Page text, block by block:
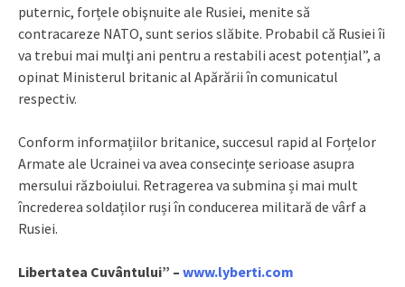
puternic, forțele obişnuite ale Rusiei, menite să
contracareze NATO, sunt serios slăbite. Probabil că Rusiei îi
va trebui mai mulţi ani pentru a restabili acest potențial”, a
opinat Ministerul britanic al Apărării în comunicatul
respectiv.
Conform informațiilor britanice, succesul rapid al Forțelor
Armate ale Ucrainei va avea consecințe serioase asupra
mersului războiului. Retragerea va submina și mai mult
încrederea soldaților ruși în conducerea militară de vârf a
Rusiei.
Libertatea Cuvântului” – www.lyberti.com